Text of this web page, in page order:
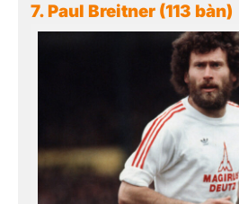
7. Paul Breitner (113 bàn)